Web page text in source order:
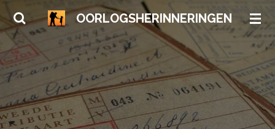
Ga
direct
naar
hoofdinhoud
OORLOGSHERINNERINGEN